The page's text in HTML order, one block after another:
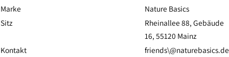
Marke
Nature Basics
Sitz
Rheinallee 88, Gebäude
16, 55120 Mainz
Kontakt
friends\@naturebasics.de